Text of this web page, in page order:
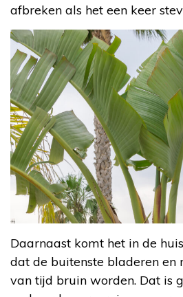
afbreken als het een keer
Daarnaast komt het in de
dat de buitenste bladeren en
van tijd bruin worden. Dat is